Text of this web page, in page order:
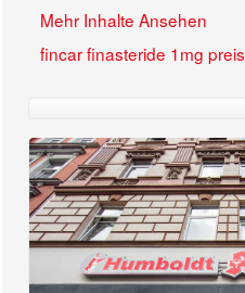
Mehr Inhalte Ansehen
fincar finasteride 1mg preis